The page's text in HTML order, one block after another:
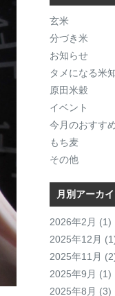
玄米
分づき米
お知らせ
タメになる米
原田米穀
イベント
今月のおすす
もち麦
その他
月別アーカ
2026年2月 (1)
2025年12月
2025年11月
2025年9月 (1)
2025年8月 (3)